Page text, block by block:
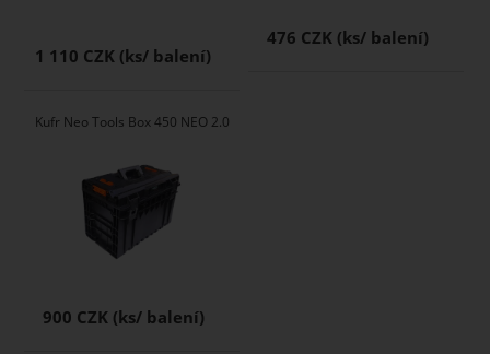
1 110 CZK
476 CZK
Kufr Neo Tools Box 450 NEO 2.0
900 CZK